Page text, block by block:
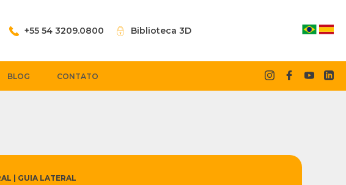
+55 54 3209.0800 Biblioteca 3D
BLOG CONTATO
| GUIA LATERAL